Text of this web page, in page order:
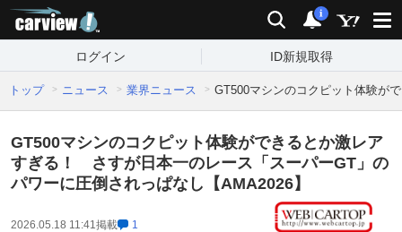
検索 通知
i
ログイン ID新規取得
トップ ニュース 業界ニュース GT500マシンのコクピット体験が
GT500マシンのコクピット体験ができるとか激レア
すぎる！ さすが日本一のレース「スーパーGT」の
パワーに圧倒されっぱなし【AMA2026】
2026.05.18 11:41掲載 1